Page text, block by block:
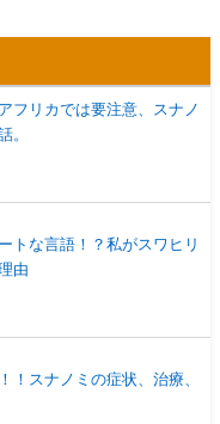
フリカでは要注意、スナノ
。
トな言語！？私がスワヒリ
由
！スナノミの症状、治療、